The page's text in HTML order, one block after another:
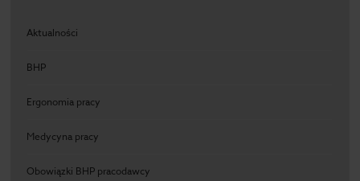
Aktualności
BHP
Ergonomia pracy
Medycyna pracy
Obowiązki BHP pracodawcy